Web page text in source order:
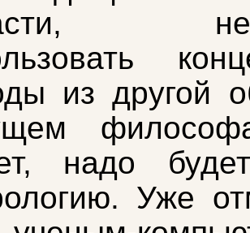
из другой
надо
Уже